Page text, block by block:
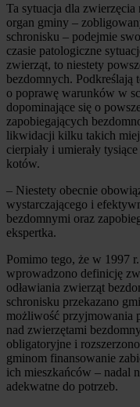
Ta sytuacja dla
organ gminy –
schronisku – podejmie
czasie patologiczne
zwierząt, to niestety
bezdomnych. Podkreślają
o poprawę warunków w
dopominające się o
zapobiegających
likwidacji kilku takich
cierpiały i umierały
kotów.
– Niestety obecnie
wystarczającego i
bezdomnymi oraz
ekspertka.
Pomimo tego, że w 1997
wprowadzono definicję
odławiania zwierząt
schronisku przekazano
możliwość przyjmowania
nad zwierzętami
obligatoryjne i
gminom finansowanie
ich mieszkańców – nadal
adekwatne do potrzeb.